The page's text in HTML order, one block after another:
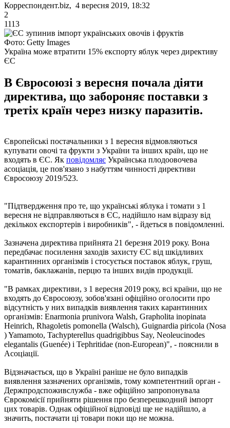
Корреспондент.biz, 4 вересня 2019, 18:32
2
1113
Фото: Getty Images
Україна може втратити 15% експорту яблук через директиву
ЄС
В Євросоюзі з вересня почала діяти
директива, що забороняє поставки з
третіх країн через низку паразитів.
Європейські постачальники з 1 вересня відмовляються
купувати овочі та фрукти з України та інших країн, що не
входять в ЄС. Як повідомляє Українська плодоовочева
асоціація, це пов'язано з набуттям чинності директиви
Євросоюзу 2019/523.
"Підтвердження про те, що українські яблука і томати з 1
вересня не відправляються в ЄС, надійшло нам відразу від
декількох експортерів і виробників", - йдеться в повідомленні.
Зазначена директива прийнята 21 березня 2019 року. Вона
передбачає посилення заходів захисту ЄС від шкідливих
карантинних організмів і стосується поставок яблук, груш,
томатів, баклажанів, перцю та інших видів продукції.
"В рамках директиви, з 1 вересня 2019 року, всі країни, що не
входять до Євросоюзу, зобов'язані офіційно оголосити про
відсутність у них випадків виявлення таких карантинних
організмів: Enarmonia prunivora Walsh, Grapholita inopinata
Heinrich, Rhagoletis pomonella (Walsch), Guignardia piricola (Nosa
) Yamamoto, Tachypterellus quadrigibbus Say, Neoleucinodes
elegantalis (Guenée) і Tephritidae (non-European)", - пояснили в
Асоціації.
Відзначається, що в Україні раніше не було випадків
виявлення зазначених організмів, тому компетентний орган -
Держпродспоживслужба - вже офіційно запропонувала
Єврокомісії прийняти рішення про безперешкодний імпорт
цих товарів. Однак офіційної відповіді ще не надійшло, а
значить, постачати ці товари поки що не можна.